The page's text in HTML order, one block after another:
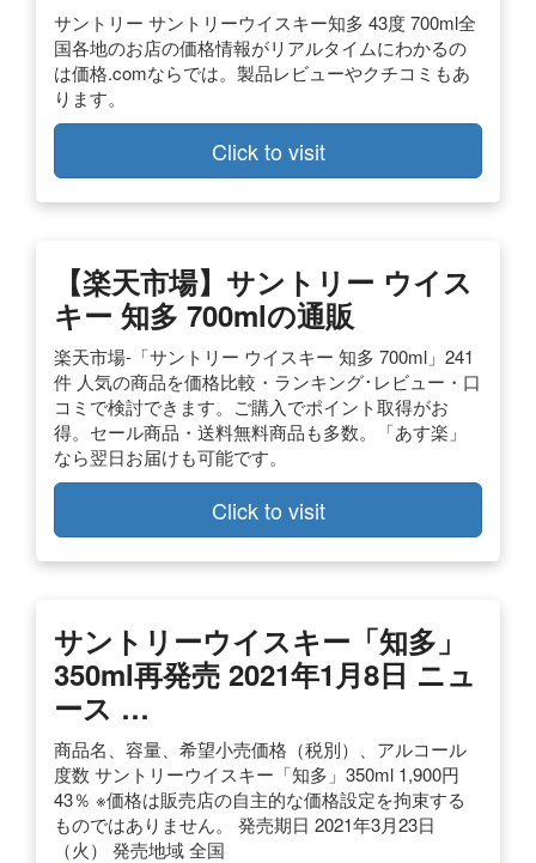
サントリー サントリーウイスキー知多 43度 700ml全
国各地のお店の価格情報がリアルタイムにわかるの
は価格.comならでは。製品レビューやクチコミもあ
ります。
Click to visit
【楽天市場】サントリー ウイス
キー 知多 700mlの通販
楽天市場-「サントリー ウイスキー 知多 700ml」241
件 人気の商品を価格比較・ランキング･レビュー・口
コミで検討できます。ご購入でポイント取得がお
得。セール商品・送料無料商品も多数。「あす楽」
なら翌日お届けも可能です。
Click to visit
サントリーウイスキー「知多」
350ml再発売 2021年1月8日 ニュ
ース …
商品名、容量、希望小売価格（税別）、アルコール
度数 サントリーウイスキー「知多」350ml 1,900円
43％ ※価格は販売店の自主的な価格設定を拘束する
ものではありません。 発売期日 2021年3月23日
（火） 発売地域 全国